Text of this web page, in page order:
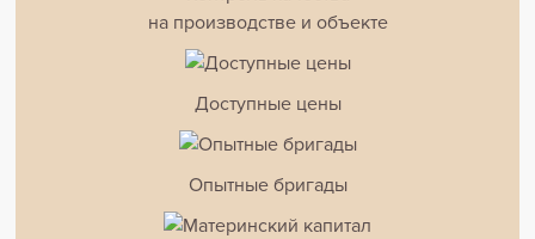
на производстве и объекте
Доступные цены
Опытные бригады